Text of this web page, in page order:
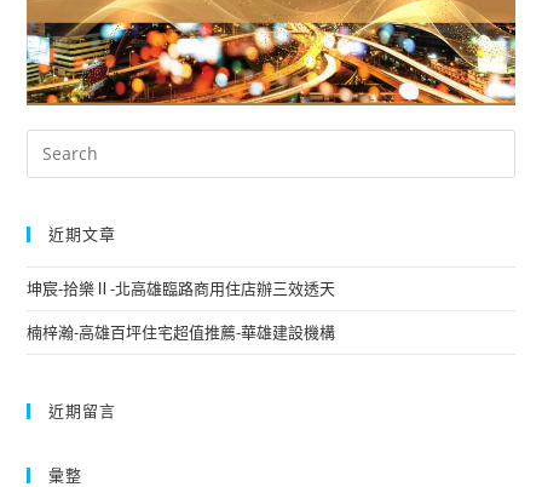
近期文章
坤宸-拾樂Ⅱ-北高雄臨路商用住店辦三效透天
楠梓瀚-高雄百坪住宅超值推薦-華雄建設機構
近期留言
彙整